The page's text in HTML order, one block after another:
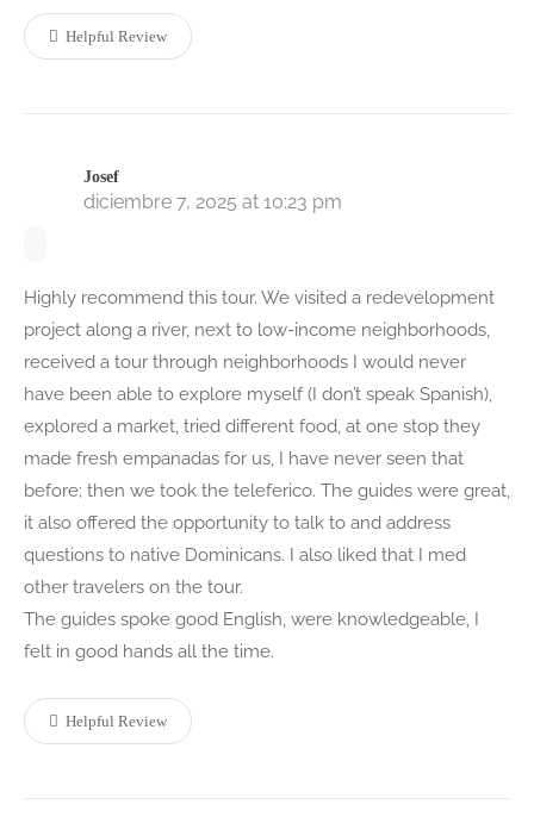
Helpful Review
Josef
diciembre 7, 2025 at 10:23 pm
Highly recommend this tour. We visited a redevelopment
project along a river, next to low-income neighborhoods,
received a tour through neighborhoods I would never
have been able to explore myself (I don’t speak Spanish),
explored a market, tried different food, at one stop they
made fresh empanadas for us, I have never seen that
before; then we took the teleferico. The guides were great,
it also offered the opportunity to talk to and address
questions to native Dominicans. I also liked that I med
other travelers on the tour.
The guides spoke good English, were knowledgeable, I
felt in good hands all the time.
Helpful Review